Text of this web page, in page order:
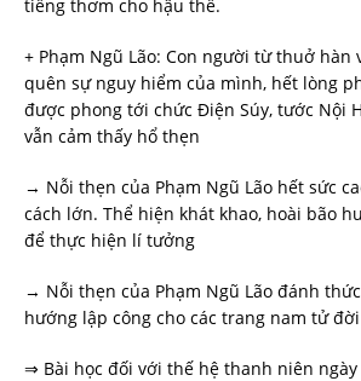
tiếng thơm cho hậu thế.
+ Phạm Ngũ Lão: Con người từ thuở hàn
quên sự nguy hiểm của mình, hết lòng
được phong tới chức Điện Súy, tước Nội
vẫn cảm thấy hổ thẹn
→ Nỗi thẹn của Phạm Ngũ Lão hết sức
cách lớn. Thể hiện khát khao, hoài bão
để thực hiện lí tưởng
→ Nỗi thẹn của Phạm Ngũ Lão đánh
hướng lập công cho các trang nam tử
⇒ Bài học đối với thế hệ thanh niên ngày